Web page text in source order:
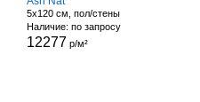
5x120 см, пол/стены
Наличие: по запросу
12277 р/м²